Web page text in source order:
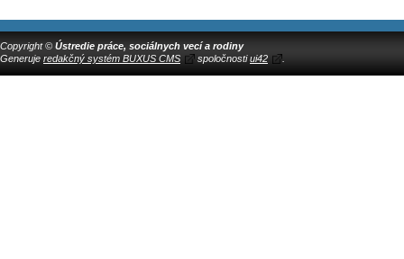
Copyright © Ústredie práce, sociálnych vecí a rodiny
Generuje redakčný systém BUXUS CMS spoločnostiui42